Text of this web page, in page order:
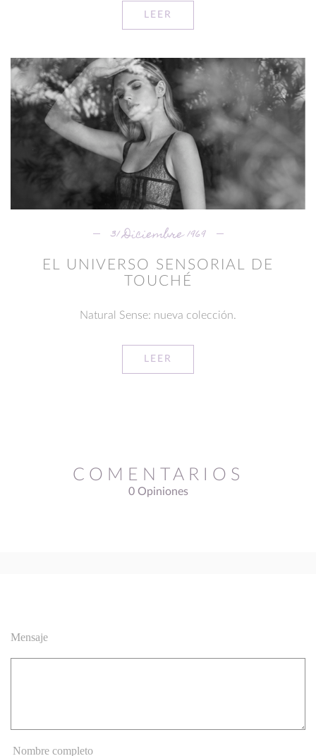
LEER
31 Diciembre 1969
EL UNIVERSO SENSORIAL DE
TOUCHÉ
Natural Sense: nueva colección.
LEER
COMENTARIOS
0 Opiniones
Mensaje